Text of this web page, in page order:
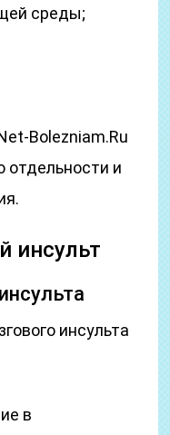
среды;
Bolezniam.Ru
отдельности и
инсульт
инсульта
в